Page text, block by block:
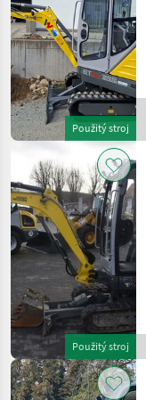
Použitý stroj
Použitý stroj